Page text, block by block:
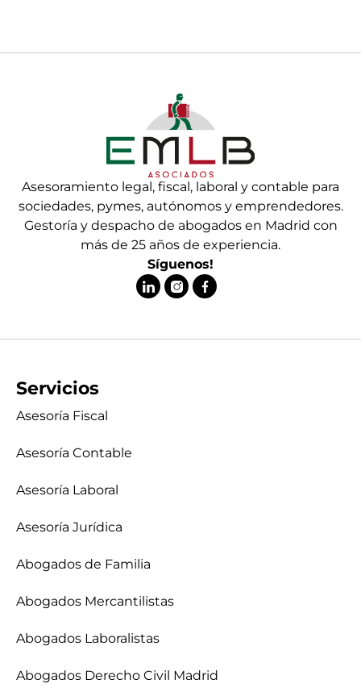
Asesoramiento legal, fiscal, laboral y contable para
sociedades, pymes, autónomos y emprendedores.
Gestoría y despacho de abogados en Madrid con
más de 25 años de experiencia.
Síguenos!
Servicios
Asesoría Fiscal
Asesoría Contable
Asesoría Laboral
Asesoría Jurídica
Abogados de Familia
Abogados Mercantilistas
Abogados Laboralistas
Abogados Derecho Civil Madrid